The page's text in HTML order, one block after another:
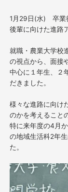
1月29日(水) 卒業
後輩に向けた進路
就職・農業大学校
の視点から、面接
中心に１年生、２
だきました。
様々な進路に向け
のかを考えること
特に来年度の4月
の地域生活科2年
た。